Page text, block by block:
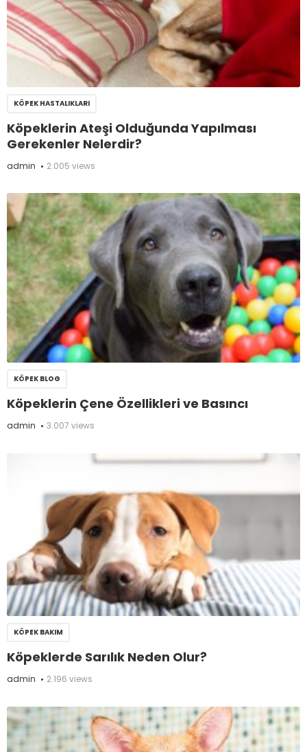
KÖPEK HASTALIKLARI
Köpeklerin Ateşi Olduğunda Yapılması
Gerekenler Nelerdir?
admin 2.005 views
KÖPEK BLOG
Köpeklerin Çene Özellikleri ve Basıncı
admin 3.007 views
KÖPEK BAKIM
Köpeklerde Sarılık Neden Olur?
admin 2.196 views